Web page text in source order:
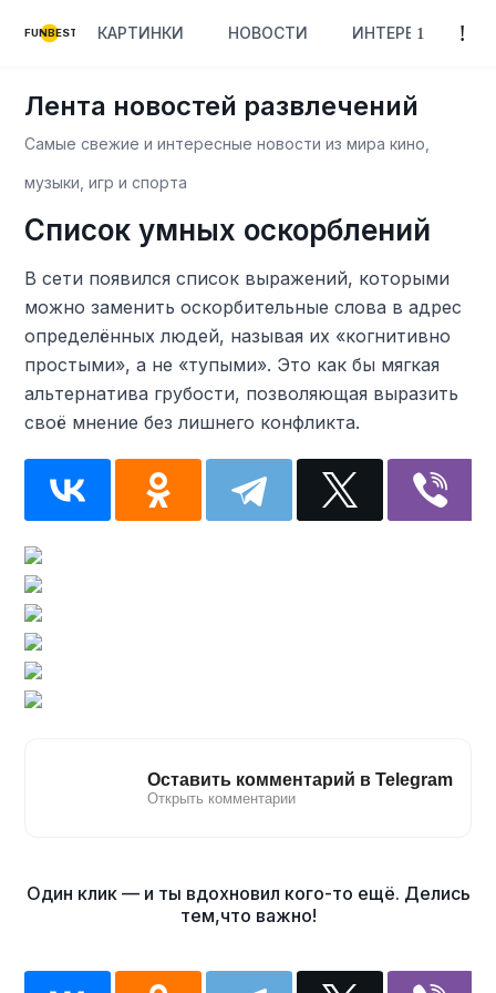
FUNBEST КАРТИНКИ НОВОСТИ ИНТЕРЕСНОЕ
Лента новостей развлечений
Самые свежие и интересные новости из мира кино,
музыки, игр и спорта
Список умных оскорблений
В сети появился список выражений, которыми
можно заменить оскорбительные слова в адрес
определённых людей, называя их «когнитивно
простыми», а не «тупыми». Это как бы мягкая
альтернатива грубости, позволяющая выразить
своё мнение без лишнего конфликта.